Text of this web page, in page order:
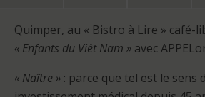
Quimper, au « Bistro à Lire » café-
« Enfants du Viêt Nam » avec
« Naître » : parce que tel est le sens